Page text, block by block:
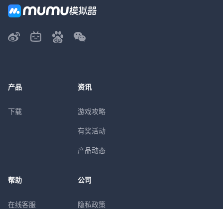
产品
下载
资讯
游戏攻略
有奖活动
产品动态
帮助
在线客服
公司
隐私政策